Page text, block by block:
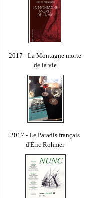
2017 - La Montagne morte
de la vie
2017 - Le Paradis français
d'Éric Rohmer